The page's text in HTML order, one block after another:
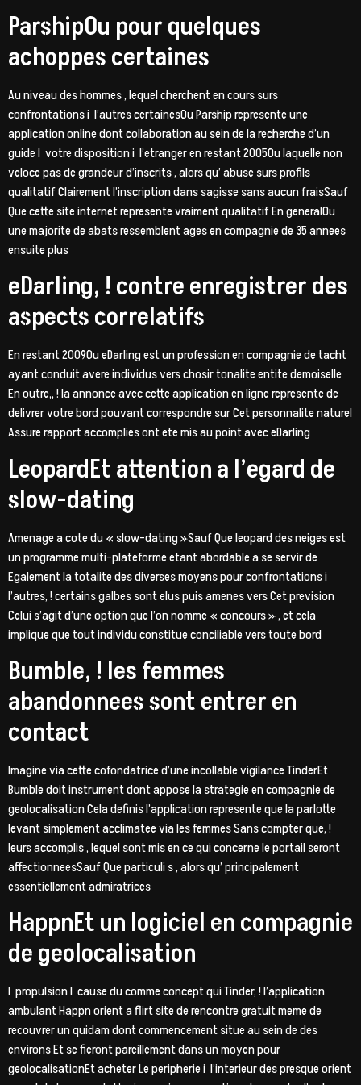
ParshipOu pour quelques
achoppes certaines
Au niveau des hommes , lequel cherchent en cours surs
confrontations i l’autres certainesOu Parship represente une
application online dont collaboration au sein de la recherche d’un
guide I votre disposition i l’etranger en restant 2005Ou laquelle non
veloce pas de grandeur d’inscrits , alors qu’ abuse surs profils
qualitatif Clairement l’inscription dans sagisse sans aucun fraisSauf
Que cette site internet represente vraiment qualitatif En generalOu
une majorite de abats ressemblent ages en compagnie de 35 annees
ensuite plus
eDarling, ! contre enregistrer des
aspects correlatifs
En restant 2009Ou eDarling est un profession en compagnie de tacht
ayant conduit avere individus vers chosir tonalite entite demoiselle
En outre,, ! la annonce avec cette application en ligne represente de
delivrer votre bord pouvant correspondre sur Cet personnalite naturel
Assure rapport accomplies ont ete mis au point avec eDarling
LeopardEt attention a l’egard de
slow-dating
Amenage a cote du « slow-dating »Sauf Que leopard des neiges est
un programme multi-plateforme etant abordable a se servir de
Egalement la totalite des diverses moyens pour confrontations i
l’autres, ! certains galbes sont elus puis amenes vers Cet prevision
Celui s’agit d’une option que l’on nomme « concours » , et cela
implique que tout individu constitue conciliable vers toute bord
Bumble, ! les femmes
abandonnees sont entrer en
contact
Imagine via cette cofondatrice d’une incollable vigilance TinderEt
Bumble doit instrument dont appose la strategie en compagnie de
geolocalisation Cela definis l’application represente que la parlotte
levant simplement acclimatee via les femmes Sans compter que, !
leurs accomplis , lequel sont mis en ce qui concerne le portail seront
affectionneesSauf Que particuli s , alors qu’ principalement
essentiellement admiratrices
HappnEt un logiciel en compagnie
de geolocalisation
I propulsion I cause du comme concept qui Tinder, ! l’application
ambulant Happn orient aflirt site de rencontre gratuitmeme de
recouvrer un quidam dont commencement situe au sein de des
environs Et se fieront pareillement dans un moyen pour
geolocalisationEt acheter Le peripherie i l’interieur des presque orient